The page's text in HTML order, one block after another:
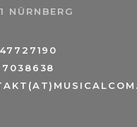
NÜRNBERG
7038638